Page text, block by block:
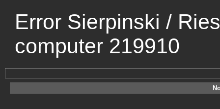
Error Sierpinski /
computer 219910